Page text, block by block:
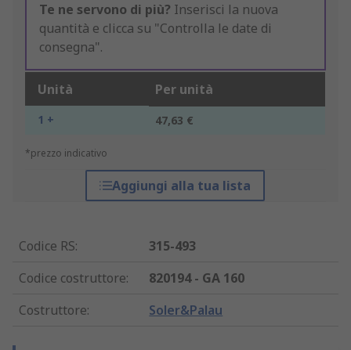
Te ne servono di più? Inserisci la nuova
quantità e clicca su "Controlla le date di
consegna".
Unità Per unità
1 + 47,63 €
*prezzo indicativo
Aggiungi alla tua lista
Codice RS:
315-493
Codice costruttore:
820194 - GA 160
Costruttore: Soler&Palau